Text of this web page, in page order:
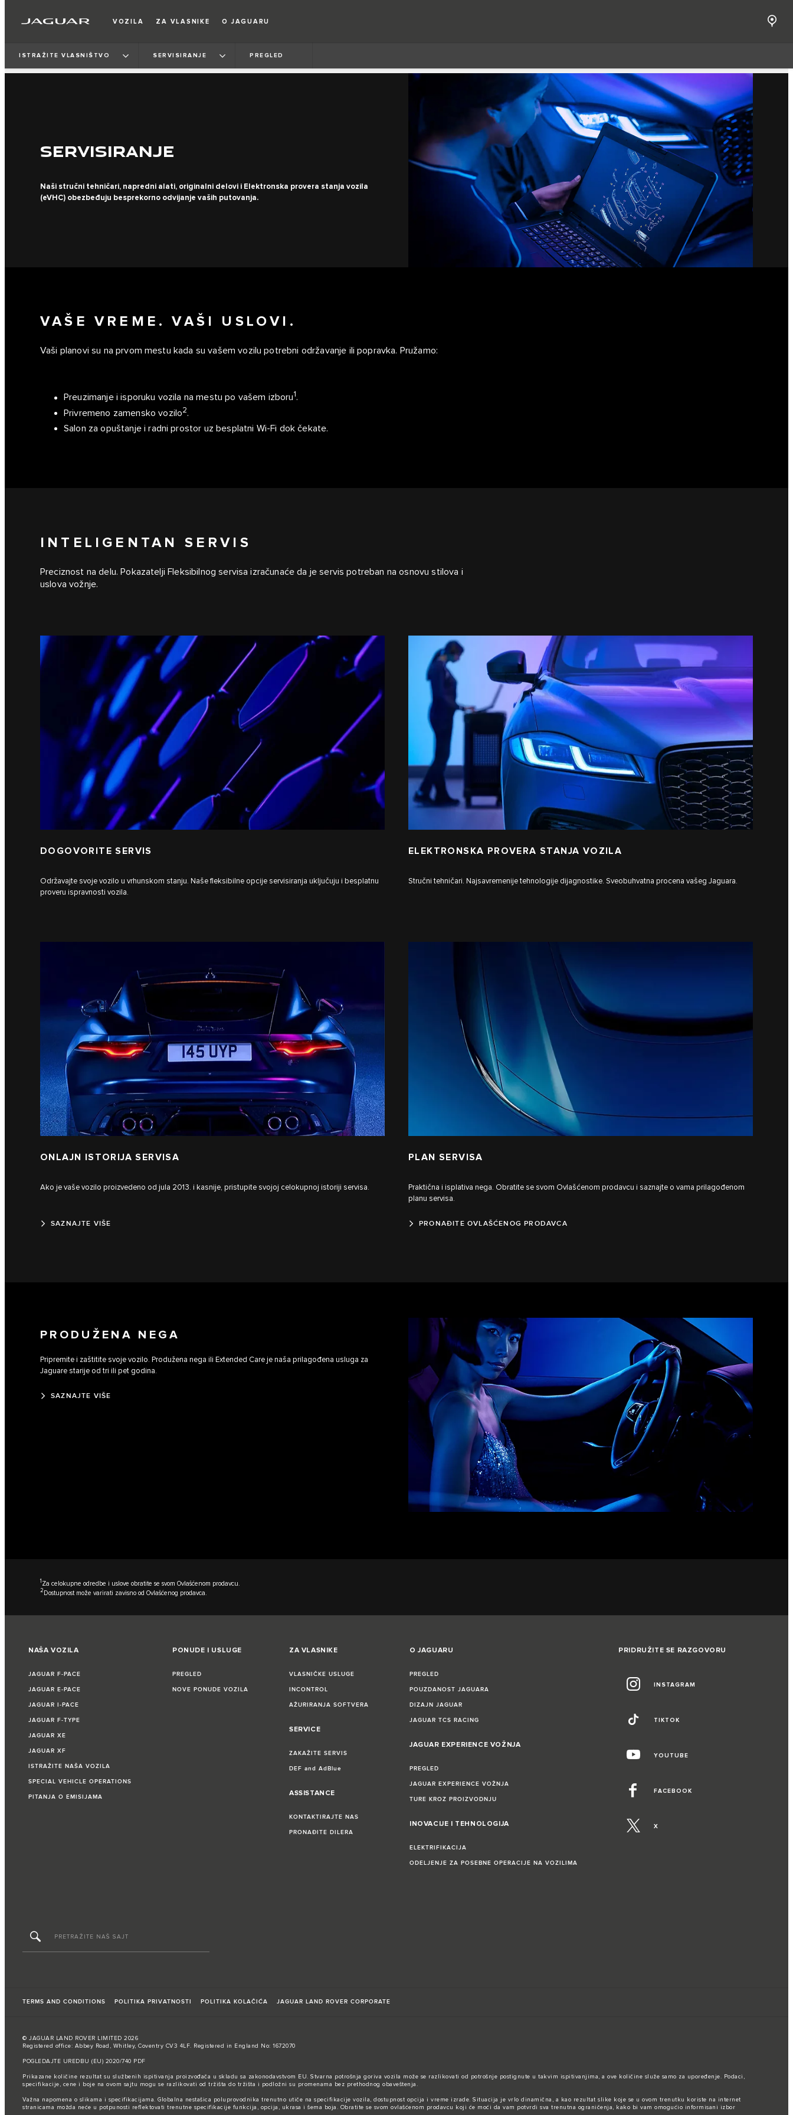
VOZILA ZA VLASNIKE O JAGUARU
ISTRAŽITE VLASNIŠTVO SERVISIRANJE PREGLED
SERVISIRANJE
Naši stručni tehničari, napredni alati, originalni delovi i Elektronska provera stanja vozila
(eVHC) obezbeđuju besprekorno odvijanje vaših putovanja.
VAŠE VREME. VAŠI USLOVI.
Vaši planovi su na prvom mestu kada su vašem vozilu potrebni održavanje ili popravka. Pružamo:
Preuzimanje i isporuku vozila na mestu po vašem izboru1.
Privremeno zamensko vozilo2.
Salon za opuštanje i radni prostor uz besplatni Wi-Fi dok čekate.
INTELIGENTAN SERVIS
Preciznost na delu. Pokazatelji Fleksibilnog servisa izračunaće da je servis potreban na osnovu stilova i
uslova vožnje.
DOGOVORITE SERVIS
Održavajte svoje vozilo u vrhunskom stanju. Naše fleksibilne opcije servisiranja uključuju i besplatnu
proveru ispravnosti vozila.
ELEKTRONSKA PROVERA STANJA VOZILA
Stručni tehničari. Najsavremenije tehnologije dijagnostike. Sveobuhvatna procena vašeg Jaguara.
ONLAJN ISTORIJA SERVISA
Ako je vaše vozilo proizvedeno od jula 2013. i kasnije, pristupite svojoj celokupnoj istoriji servisa.
SAZNAJTE VIŠE
PLAN SERVISA
Praktična i isplativa nega. Obratite se svom Ovlašćenom prodavcu i saznajte o vama prilagođenom
planu servisa.
PRONAĐITE OVLAŠĆENOG PRODAVCA
PRODUŽENA NEGA
Pripremite i zaštitite svoje vozilo. Produžena nega ili Extended Care je naša prilagođena usluga za
Jaguare starije od tri ili pet godina.
SAZNAJTE VIŠE
1 Za celokupne odredbe i uslove obratite se svom Ovlašćenom prodavcu.
2 Dostupnost može varirati zavisno od Ovlašćenog prodavca.
NAŠA VOZILA
JAGUAR F‑PACE
JAGUAR E‑PACE
JAGUAR I‑PACE
JAGUAR F‑TYPE
JAGUAR XE
JAGUAR XF
ISTRAŽITE NAŠA VOZILA
SPECIAL VEHICLE OPERATIONS
PITANJA O EMISIJAMA
PONUDE I USLUGE
PREGLED
NOVE PONUDE VOZILA
ZA VLASNIKE
VLASNIČKE USLUGE
INCONTROL
AŽURIRANJA SOFTVERA
SERVICE
ZAKAŽITE SERVIS
DEF and AdBlue
ASSISTANCE
KONTAKTIRAJTE NAS
PRONAĐITE DILERA
O JAGUARU
PREGLED
POUZDANOST JAGUARA
DIZAJN JAGUAR
JAGUAR TCS RACING
JAGUAR EXPERIENCE VOŽNJA
PREGLED
JAGUAR EXPERIENCE VOŽNJA
TURE KROZ PROIZVODNJU
INOVACIJE I TEHNOLOGIJA
ELEKTRIFIKACIJA
ODELJENJE ZA POSEBNE OPERACIJE NA VOZILIMA
PRIDRUŽITE SE RAZGOVORU
INSTAGRAM
TIKTOK
YOUTUBE
FACEBOOK
X
TERMS AND CONDITIONS POLITIKA PRIVATNOSTI POLITIKA KOLAČIĆA JAGUAR LAND ROVER CORPORATE
© JAGUAR LAND ROVER LIMITED 2026
Registered office: Abbey Road, Whitley, Coventry CV3 4LF. Registered in England No: 1672070
POGLEDAJTE UREDBU (EU) 2020/740 PDF
Prikazane količine rezultat su službenih ispitivanja proizvođača u skladu sa zakonodavstvom EU. Stvarna potrošnja goriva vozila može se razlikovati od potrošnje postignute u takvim ispitivanjima, a ove količine služe samo za upoređenje. Podaci,
specifikacije, cene i boje na ovom sajtu mogu se razlikovati od tržišta do tržišta i podložni su promenama bez prethodnog obaveštenja.
Važna napomena o slikama i specifikacijama. Globalna nestašica poluprovodnika trenutno utiče na specifikacije vozila, dostupnost opcija i vreme izrade. Situacija je vrlo dinamična, a kao rezultat slike koje se u ovom trenutku koriste na internet
stranicama možda neće u potpunosti reflektovati trenutne specifikacije funkcija, opcija, ukrasa i šema boja. Obratite se svom ovlašćenom prodavcu koji će moći da vam potvrdi sva trenutna ograničenja, kako bi vam omogućio informisani izbor